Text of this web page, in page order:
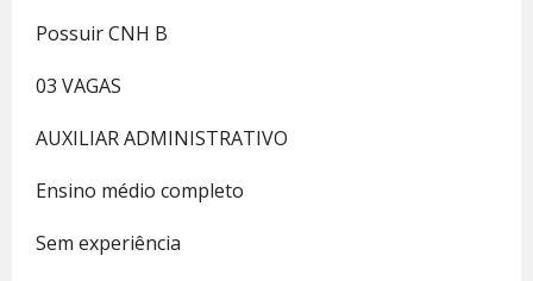
Possuir CNH B
03 VAGAS
AUXILIAR ADMINISTRATIVO
Ensino médio completo
Sem experiência